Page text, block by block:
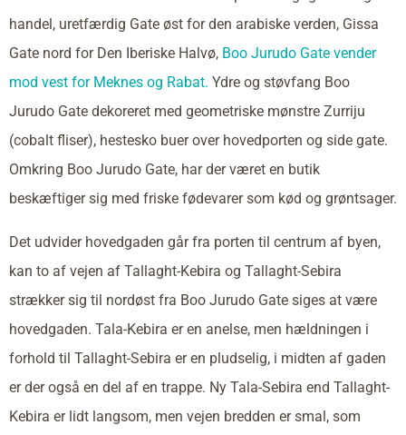
handel, uretfærdig Gate øst for den arabiske verden, Gissa
Gate nord for Den Iberiske Halvø, Boo Jurudo Gate vender
mod vest for Meknes og Rabat. Ydre og støvfang Boo
Jurudo Gate dekoreret med geometriske mønstre Zurriju
(cobalt fliser), hestesko buer over hovedporten og side gate.
Omkring Boo Jurudo Gate, har der været en butik
beskæftiger sig med friske fødevarer som kød og grøntsager.
Det udvider hovedgaden går fra porten til centrum af byen,
kan to af vejen af Tallaght-Kebira og Tallaght-Sebira
strækker sig til nordøst fra Boo Jurudo Gate siges at være
hovedgaden. Tala-Kebira er en anelse, men hældningen i
forhold til Tallaght-Sebira er en pludselig, i midten af gaden
er der også en del af en trappe. Ny Tala-Sebira end Tallaght-
Kebira er lidt langsom, men vejen bredden er smal, som